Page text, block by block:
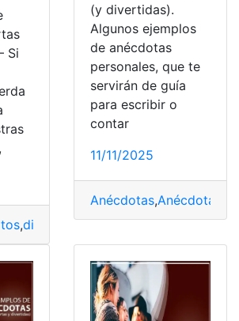
Si
,divertidos,Ejemplos,Ejemplos
(y divertidas).
Algunos ejemplos
de anécdotas
personales, que te
servirán de guía
para escribir o
contar
11/11/2025
Anécdotas,Anécdotas